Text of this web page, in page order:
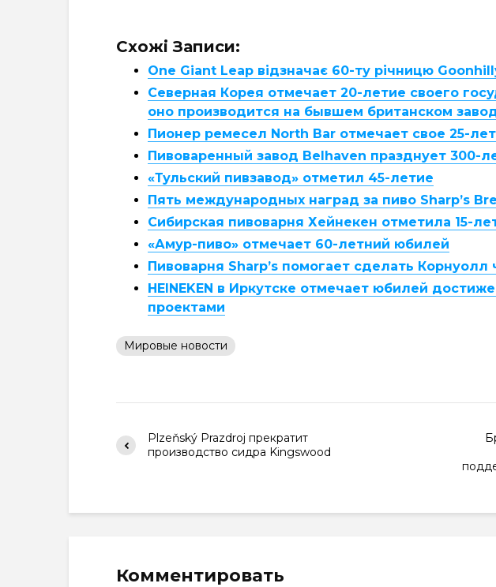
Схожі Записи:
One Giant Leap відзначає 60-ту річницю
Северная Корея отмечает 20-летие своего
оно производится на бывшем британском
Пионер ремесел North Bar отмечает свое 25-
Пивоваренный завод Belhaven празднует 300-
«Тульский пивзавод» отметил 45-летие
Пять международных наград за пиво Sharp’s
Сибирская пивоварня Хейнекен отметила 15-
«Амур-пиво» отмечает 60-летний юбилей
Пивоварня Sharp’s помогает сделать Корнуолл
HEINEKEN в Иркутске отмечает юбилей
проектами
Мировые новости
Plzeňský Prazdroj прекратит
производство сидра Kingswood
Комментировать